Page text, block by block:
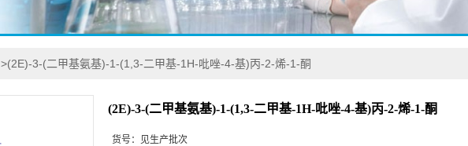
>(2E)-3-(二甲基氨基)-1-(1,3-二甲基-1H-吡唑-4-基)丙-2-烯-1-酮
(2E)-3-(二甲基氨基)-1-(1,3-二甲基-1H-吡唑-4-基)丙-2-烯-1-酮
货号：
见生产批次